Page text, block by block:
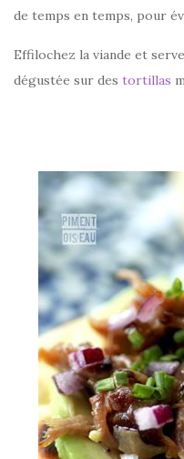
de temps en temps, pour
Effilochez la viande et
dégustée sur des tortillas